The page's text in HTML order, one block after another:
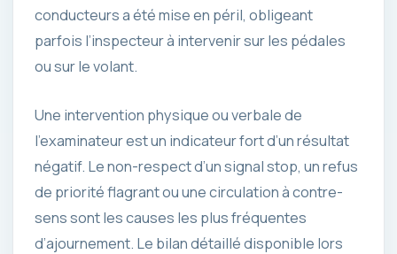
conducteurs a été mise en péril, obligeant
parfois l’inspecteur à intervenir sur les pédales
ou sur le volant.
Une intervention physique ou verbale de
l’examinateur est un indicateur fort d’un résultat
négatif. Le non-respect d’un signal stop, un refus
de priorité flagrant ou une circulation à contre-
sens sont les causes les plus fréquentes
d’ajournement. Le bilan détaillé disponible lors